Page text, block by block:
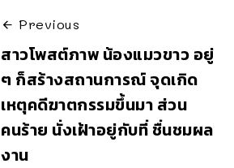
Previous
สาวโพสต์ภาพ น้องแมวขาว อยู่
ๆ ก็สร้างสถานการณ์ จุดเกิด
เหตุคดีฆาตกรรมขึ้นมา ส่วน
คนร้าย นั่งเฝ้าอยู่กับที่ ชื่นชมผล
งาน